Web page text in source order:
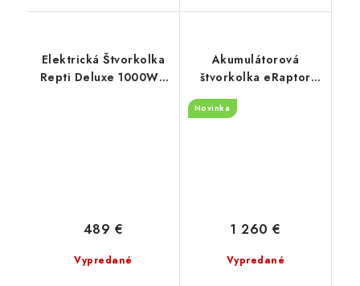
Elektrická Štvorkolka
Repti Deluxe 1000W -
Vypredané
489 €
Akumulátorová
štvorkolka eRaptor
1500W - zelený
Novinka
Vypredané
1 260 €